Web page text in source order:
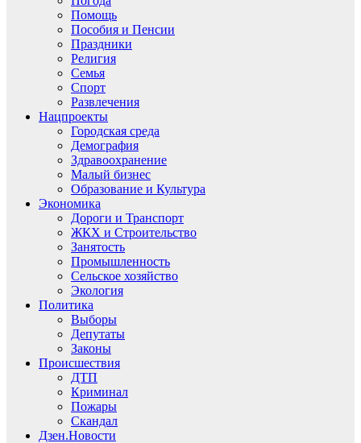
Помощь
Пособия и Пенсии
Праздники
Религия
Семья
Спорт
Развлечения
Нацпроекты
Городская среда
Демография
Здравоохранение
Малый бизнес
Образование и Культура
Экономика
Дороги и Транспорт
ЖКХ и Строительство
Занятость
Промышленность
Сельское хозяйство
Экология
Политика
Выборы
Депутаты
Законы
Происшествия
ДТП
Криминал
Пожары
Скандал
Дзен.Новости